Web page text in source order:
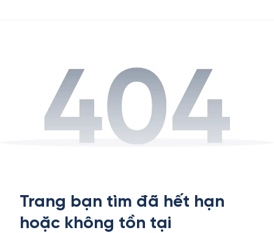
Trang bạn tìm đã hết hạn
hoặc không tồn tại